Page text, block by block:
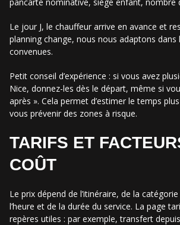
Le jour J, le chauffeur arrive en avance et
planning change, nous nous adaptons dans
convenues.
Petit conseil d’expérience : si vous avez
Nice, donnez-les dès le départ, même si
après ». Cela permet d’estimer le temps
vous prévenir des zones à risque.
TARIFS ET
COÛT
Le prix dépend de l’itinéraire, de la
l’heure et de la durée du service. La page
repères utiles : par exemple, transfert